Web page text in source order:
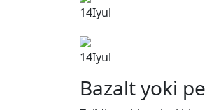
14Iyul
14Iyul
Bazalt yoki